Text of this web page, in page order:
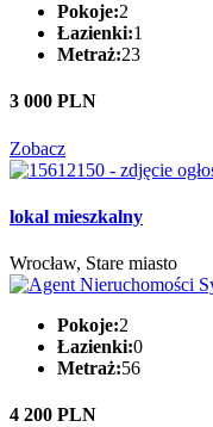
Pokoje:2
Łazienki:1
Metraż:23
3 000 PLN
Zobacz
lokal mieszkalny
Wrocław, Stare miasto
Pokoje:2
Łazienki:0
Metraż:56
4 200 PLN